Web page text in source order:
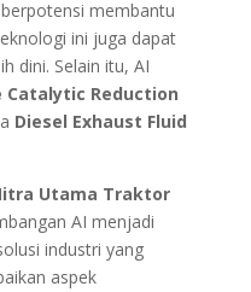
membantu
ini juga dapat
dini. Selain itu, AI
Catalytic Reduction
Diesel Exhaust Fluid
Utama Traktor
AI menjadi
industri yang
aspek